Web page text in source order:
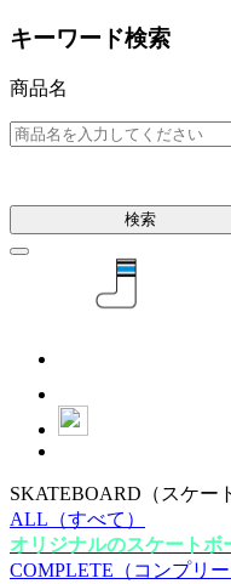
キーワード検索
商品名
検索
SKATEBOARD （スケー
ALL （すべて）
オリジナルのスケートボ
COMPLETE （コンプリ